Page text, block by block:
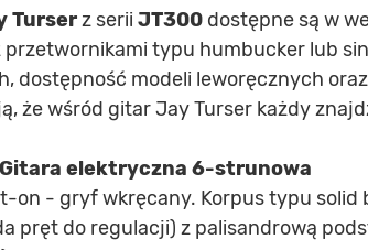
Turserz serii JT300 dostępne są w
typu humbucker lub
dostępność modeli leworęcznych
że wśród gitar Jay Turser każdy
elektryczna 6-strunowa
on - gryf wkręcany. Korpus typu solid
pręt do regulacji) z palisandrową